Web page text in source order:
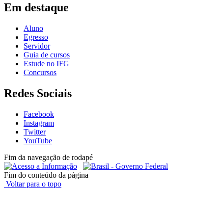
Em destaque
Aluno
Egresso
Servidor
Guia de cursos
Estude no IFG
Concursos
Redes Sociais
Facebook
Instagram
Twitter
YouTube
Fim da navegação de rodapé
Fim do conteúdo da página
Voltar para o topo